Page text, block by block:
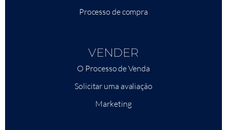
Processo de compra
VENDER
O Processo de Venda
Solicitar uma avaliação
Marketing